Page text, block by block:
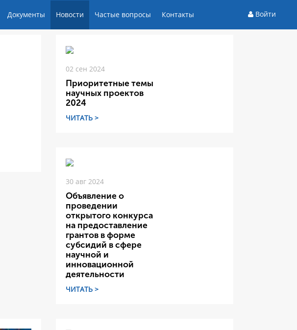
Документы Новости Частые вопросы Контакты Войти
02 сен 2024
Приоритетные темы
научных проектов
2024
ЧИТАТЬ >
30 авг 2024
Объявление о
проведении
открытого конкурса
на предоставление
грантов в форме
субсидий в сфере
научной и
инновационной
деятельности
ЧИТАТЬ >